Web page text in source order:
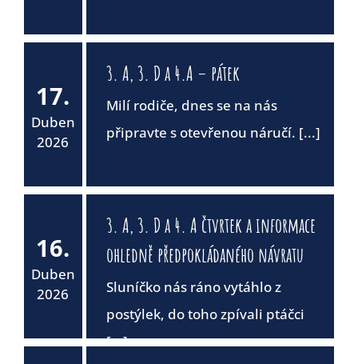
17.
Duben
2026
3. A, 3. D a 4.A – pátek
Milí rodiče, dnes se na nás
připravte s otevřenou náručí. [...]
16.
Duben
2026
3. A, 3. D a 4. A čtvrtek a informace
ohledně předpokládaného návratu
Sluníčko nás ráno vytáhlo z
postýlek, do toho zpívali ptáčci
[...]